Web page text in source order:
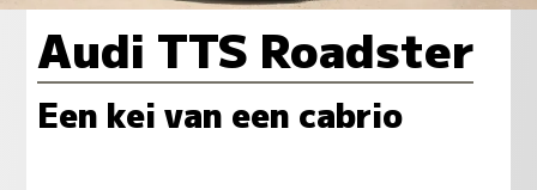
Audi TTS Roadster
Een kei van een cabrio